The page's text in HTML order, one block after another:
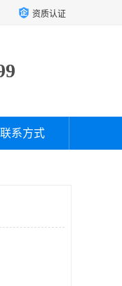
资质认证
联系方式